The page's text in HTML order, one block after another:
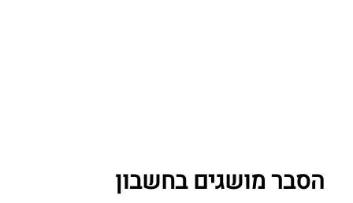
הסבר מושגים בחשבון